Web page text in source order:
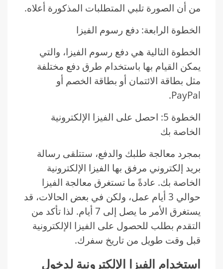
من أن الصورة تلبي المتطلبات المذكورة أعلاه.
الخطوة الرابعة: دفع رسوم الفيزا
الخطوة التالية هي دفع رسوم الفيزا، والتي
يمكن القيام بها باستخدام طرق دفع مختلفة
مثل بطاقة الائتمان أو بطاقة الخصم أو
PayPal.
الخطوة 5: احصل على الفيزا الإلكترونية
الخاصة بك
بمجرد معالجة طلبك والدفع، ستتلقى رسالة
بريد إلكتروني مرفق بها الفيزا الإلكترونية
الخاصة بك. عادةً ما تستغرق معالجة الفيزا
حوالي 3 أيام عمل، ولكن في بعض الحالات، قد
يستغرق الأمر ما يصل إلى 7 أيام. لذا تأكد من
التقدم بطلب للحصول على الفيزا الإلكترونية
قبل وقت طويل من تاريخ سفرك.
استخدام الفيزا الإلكترونية لدخول